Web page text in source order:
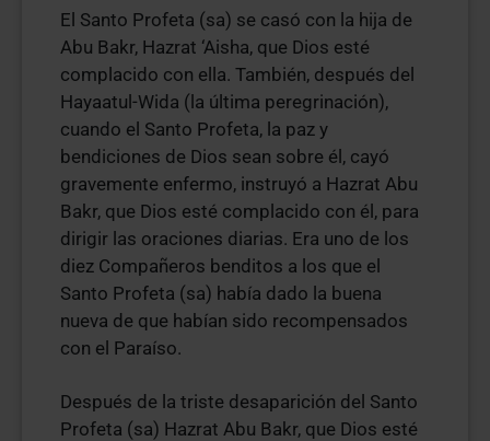
El Santo Profeta (sa) se casó con la hija de
Abu Bakr, Hazrat ‘Aisha, que Dios esté
complacido con ella. También, después del
Hayaatul-Wida (la última peregrinación),
cuando el Santo Profeta, la paz y
bendiciones de Dios sean sobre él, cayó
gravemente enfermo, instruyó a Hazrat Abu
Bakr, que Dios esté complacido con él, para
dirigir las oraciones diarias. Era uno de los
diez Compañeros benditos a los que el
Santo Profeta (sa) había dado la buena
nueva de que habían sido recompensados
con el Paraíso.
Después de la triste desaparición del Santo
Profeta (sa) Hazrat Abu Bakr, que Dios esté